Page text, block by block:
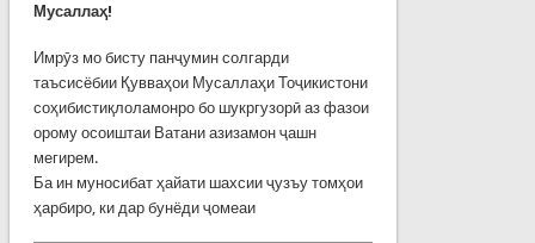
Мусаллаҳ!
Имрӯз мо бисту панҷумин солгарди
таъсисёбии Қувваҳои Мусаллаҳи Тоҷикистони
соҳибистиқлоламонро бо шукргузорӣ аз фазои
орому осоиштаи Ватани азизамон ҷашн
мегирем.
Ба ин муносибат ҳайати шахсии ҷузъу томҳои
ҳарбиро, ки дар бунёди ҷомеаи